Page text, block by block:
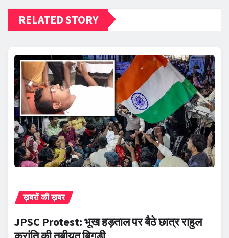
RELATED STORY
ख़बरों की ख़बर
JPSC Protest: भूख हड़ताल पर बैठे छात्र राहुल